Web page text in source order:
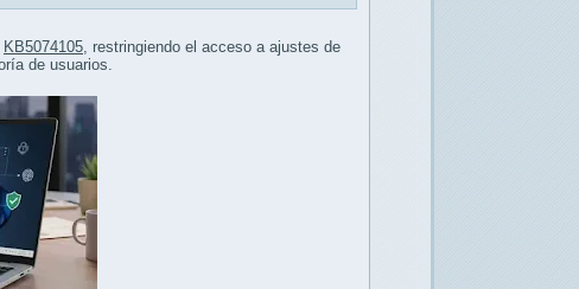
KB5074105 , restringiendo el acceso a ajustes de
de usuarios.